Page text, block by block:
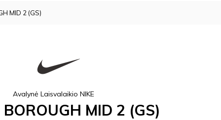
MID 2 (GS)
Avalynė Laisvalaikio NIKE
MID 2 (GS)